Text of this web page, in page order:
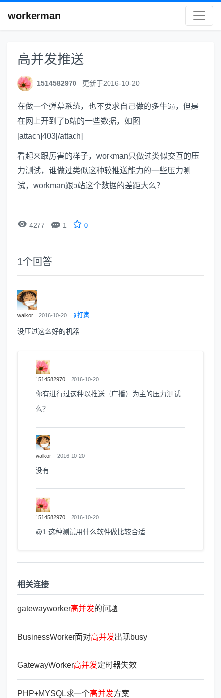
workerman
高并发推送
1514582970 更新于2016-10-20
在做一个弹幕系统，也不要求自己做的多牛逼，但是
在网上开到了b站的一些数据，如图
[attach]403[/attach]
看起来跟厉害的样子，workman只做过类似交互的压
力测试，谁做过类似这种较推送能力的一些压力测
试，workman跟b站这个数据的差距大么？
 4277  1 0
1个回答
walkor 2016-10-20 打赏
没压过这么好的机器
1514582970 2016-10-20
你有进行过这种以推送（广播）为主的压力测试
么？
walkor 2016-10-20
没有
1514582970 2016-10-20
@1:这种测试用什么软件做比较合适
相关连接
gatewayworker高并发的问题
BusinessWorker面对高并发出现busy
GatewayWorker高并发定时器失效
PHP+MYSQL求一个高并发方案